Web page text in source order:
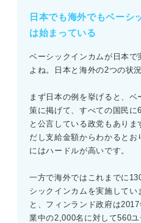
日本でも海外でもベーシ
は始まっている
ベーシックインカムが日本で
よね。日本と海外の2つの状
まず日本の例を挙げると、
策に掲げて、すべての国民
と公言している政党もあり
だし支給金額からわかるとお
にはハードルが高いです。
一方で海外ではこれまでに
シックインカムを実施して
と、フィンランド政府は
業中の2,000名に対して560